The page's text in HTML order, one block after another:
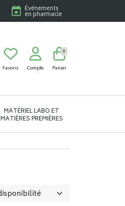
Événements
en pharmacie
Favoris Compte Panier
0
MATÉRIEL LABO ET
MATIÈRES PREMIÈRES